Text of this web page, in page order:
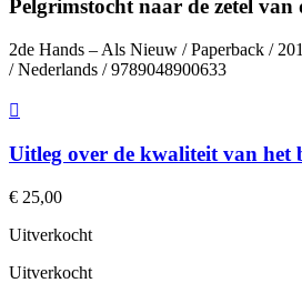
Pelgrimstocht naar de zetel van
2de Hands – Als Nieuw / Paperback /
/ Nederlands / 9789048900633
Uitleg over de kwaliteit van het
€ 25,00
Uitverkocht
Uitverkocht